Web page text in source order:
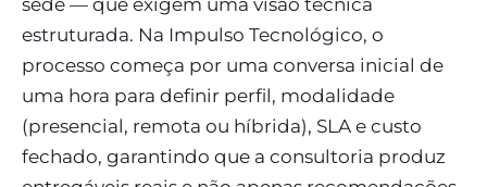
sede — que exigem uma visão técnica
estruturada. Na Impulso Tecnológico, o
processo começa por uma conversa inicial de
uma hora para definir perfil, modalidade
(presencial, remota ou híbrida), SLA e custo
fechado, garantindo que a consultoria produz